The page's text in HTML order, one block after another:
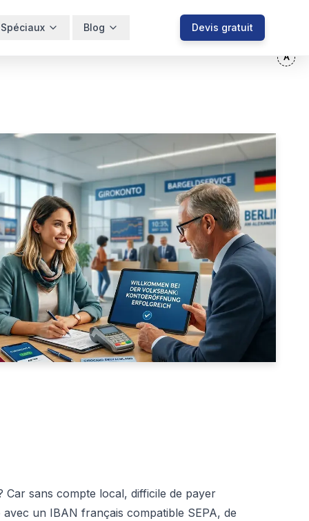
Blog Devis gratuit
sans compte local, difficile de payer
un IBAN français compatible SEPA, de